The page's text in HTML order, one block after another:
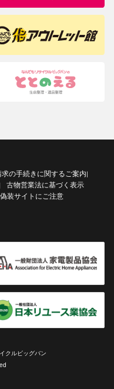
の手続きに関するご案内|
古物営業法に基づく表示
偽装サイトにご注意
クルビッグバン